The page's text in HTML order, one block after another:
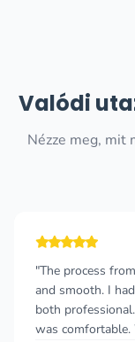
Valódi
Nézze meg, mit
"The process from
and smooth. I had
both professional.
was comfortable.